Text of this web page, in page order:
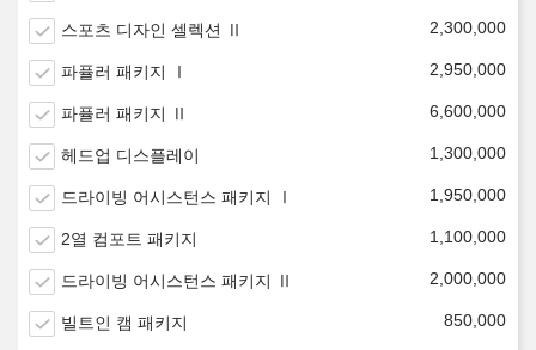
스포츠 디자인 셀렉션 Ⅱ 2,300,000
파퓰러 패키지 Ⅰ 2,950,000
파퓰러 패키지 Ⅱ 6,600,000
헤드업 디스플레이 1,300,000
드라이빙 어시스턴스 패키지 Ⅰ 1,950,000
2열 컴포트 패키지 1,100,000
드라이빙 어시스턴스 패키지 Ⅱ 2,000,000
빌트인 캠 패키지 850,000